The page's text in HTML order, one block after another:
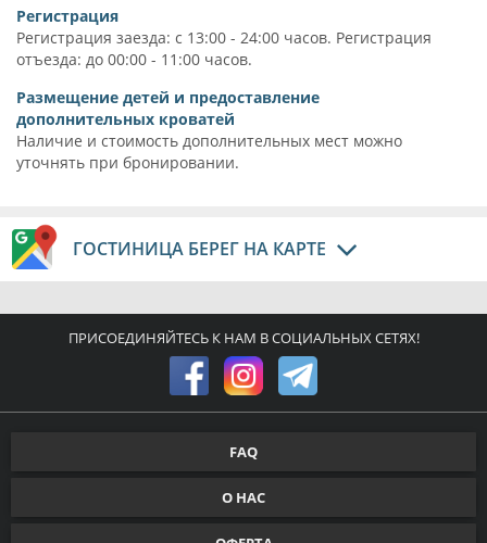
Регистрация
Регистрация заезда: с 13:00 - 24:00 часов. Регистрация
отъезда: до 00:00 - 11:00 часов.
Размещение детей и предоставление
дополнительных кроватей
Наличие и стоимость дополнительных мест можно
уточнять при бронировании.
ГОСТИНИЦА БЕРЕГ НА КАРТЕ
ПРИСОЕДИНЯЙТЕСЬ К НАМ В СОЦИАЛЬНЫХ СЕТЯХ!
FAQ
О НАС